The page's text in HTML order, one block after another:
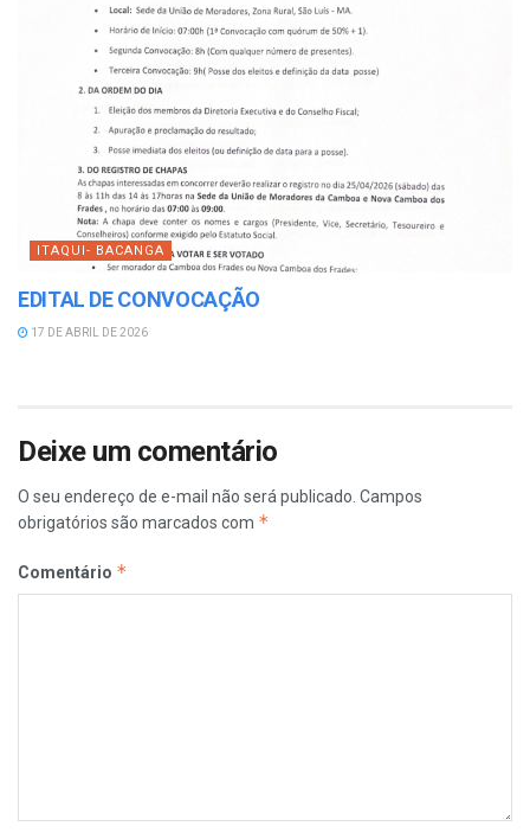
ITAQUI- BACANGA
EDITAL DE CONVOCAÇÃO
17 DE ABRIL DE 2026
Deixe um comentário
O seu endereço de e-mail não será publicado. Campos
obrigatórios são marcados com *
Comentário *